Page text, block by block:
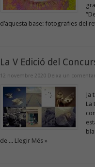
d’aquesta base: fotografies del
La V Edició del
12 novembre 2020 Deixa un
Ja
La
de ... Llegir Més »